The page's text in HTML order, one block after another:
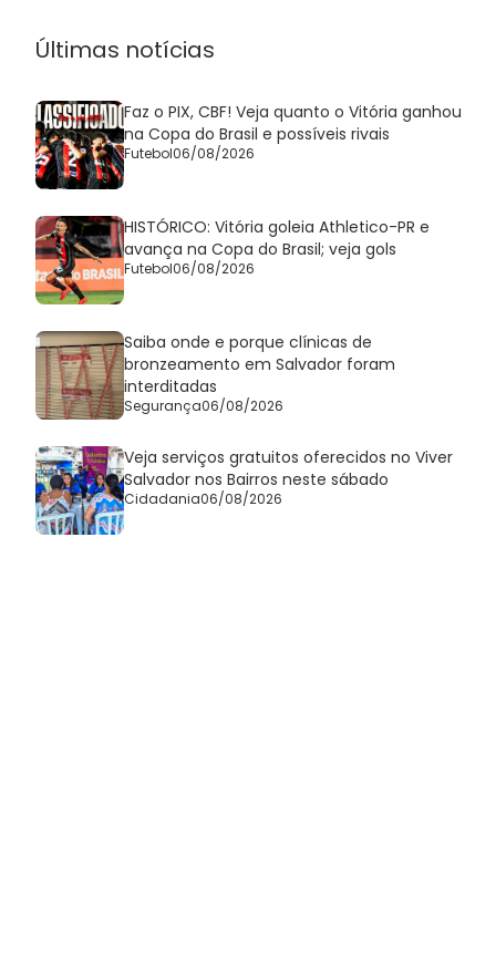
Últimas notícias
Faz o PIX, CBF! Veja quanto o Vitória ganhou
na Copa do Brasil e possíveis rivais
Futebol06/08/2026
HISTÓRICO: Vitória goleia Athletico-PR e
avança na Copa do Brasil; veja gols
Futebol06/08/2026
Saiba onde e porque clínicas de
bronzeamento em Salvador foram
interditadas
Segurança06/08/2026
Veja serviços gratuitos oferecidos no Viver
Salvador nos Bairros neste sábado
Cidadania06/08/2026